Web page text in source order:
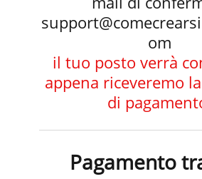
om
il tuo posto verrà
appena riceveremo
di
Pagamento